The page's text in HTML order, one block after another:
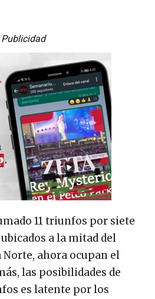
Publicidad
11 triunfos por siete
a la mitad del
Norte, ahora ocupan el
las posibilidades de
es latente por los